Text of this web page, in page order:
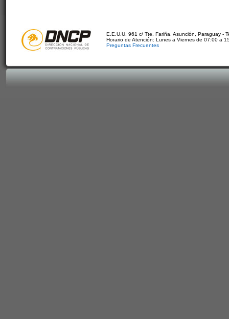
E.E.U.U. 961 c/ Tte. Fariña. Asunción, Paraguay -
Horario de Atención: Lunes a Viernes de 07:00 a
Preguntas Frecuentes